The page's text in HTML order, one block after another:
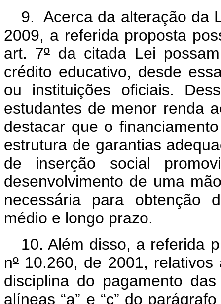
9. Acerca da alteração da
2009, a referida proposta
art. 7ºda citada Lei
crédito educativo, desde
ou instituições oficiais.
estudantes de menor renda
destacar que o
estrutura de garantias
de inserção social
desenvolvimento de uma
necessária para obtenção
médio e longo prazo.
10. Além disso, a referida
nº 10.260, de 2001,
disciplina do pagamento
alíneas “a” e “c” do